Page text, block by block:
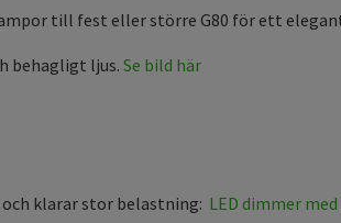
till fest eller större G80 för ett
behagligt ljus. Se bild här
klarar stor belastning: LED dimmer